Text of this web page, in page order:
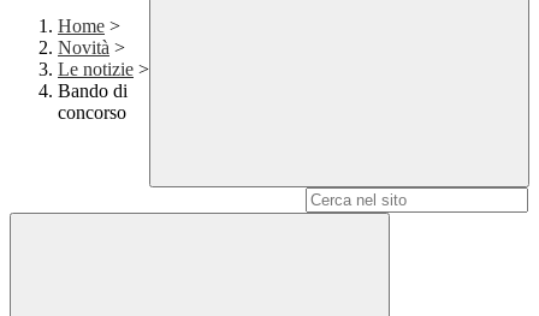
Home >
Novità >
Le notizie >
Bando di
concorso